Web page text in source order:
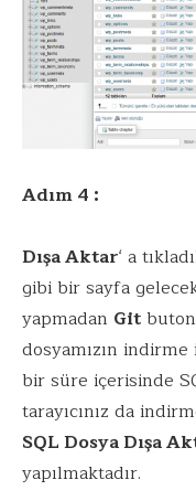
Adım 4 :
Dışa Aktar‘ a
gibi bir sayfa
yapmadan Git
dosyamızın
bir süre içerisinde
tarayıcınız da
SQL Dosya Dışa
yapılmaktadır.